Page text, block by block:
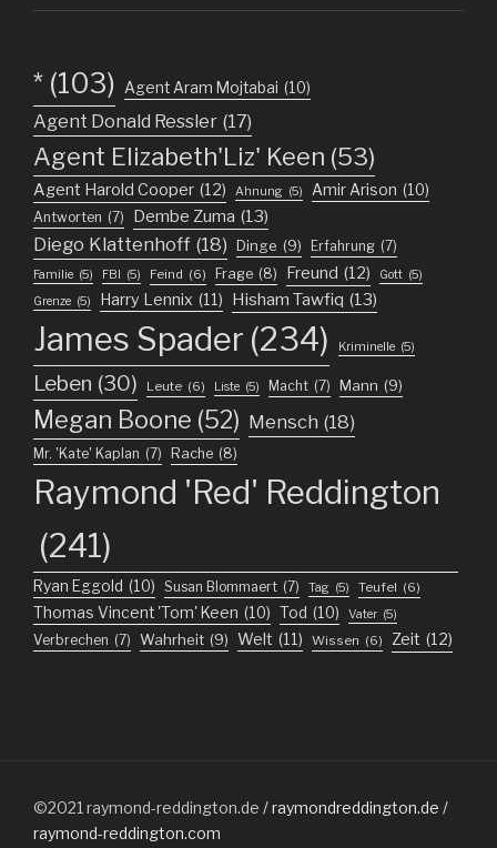
* (103) Agent Aram Mojtabai (10)
Agent Donald Ressler (17)
Agent Elizabeth'Liz' Keen (53)
Agent Harold Cooper (12) Ahnung (5) Amir Arison (10)
Antworten (7) Dembe Zuma (13)
Diego Klattenhoff (18) Dinge (9) Erfahrung (7)
Familie (5) FBI (5) Feind (6) Frage (8) Freund (12) Gott (5)
Grenze (5) Harry Lennix (11) Hisham Tawfiq (13)
James Spader (234) Kriminelle (5)
Leben (30) Leute (6) Liste (5) Macht (7) Mann (9)
Megan Boone (52) Mensch (18)
Mr. 'Kate' Kaplan (7) Rache (8)
Raymond 'Red' Reddington
(241)
Ryan Eggold (10) Susan Blommaert (7) Tag (5) Teufel (6)
Thomas Vincent 'Tom' Keen (10) Tod (10) Vater (5)
Verbrechen (7) Wahrheit (9) Welt (11) Wissen (6) Zeit (12)
©2021 raymond-reddington.de / raymondreddington.de /
raymond-reddington.com